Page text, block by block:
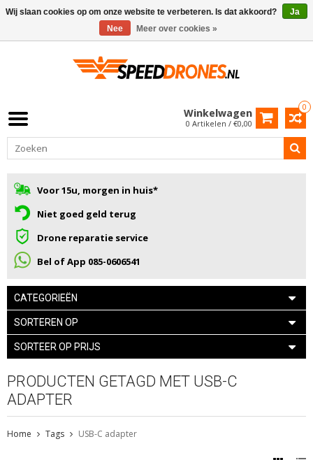
0
Winkelwagen
0 Artikelen / €0,00
Voor 15u, morgen in huis*
Niet goed geld terug
Drone reparatie service
Bel of App 085-0606541
CATEGORIEËN
SORTEREN OP
SORTEER OP PRIJS
PRODUCTEN GETAGD MET USB-C
ADAPTER
Home Tags USB-C adapter
Wij slaan cookies op om onze website te verbeteren. Is dat akkoord?
Ja
Nee
Meer over cookies »